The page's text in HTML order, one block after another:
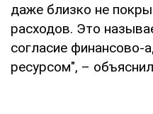
даже близко не
расходов. Это
согласие финансово-
ресурсом", –